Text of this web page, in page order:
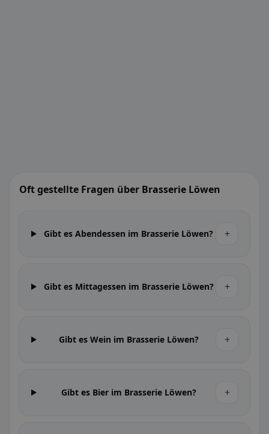
Oft gestellte Fragen über Brasserie Löwen
Gibt es Abendessen im Brasserie Löwen? +
Gibt es Mittagessen im Brasserie Löwen? +
Gibt es Wein im Brasserie Löwen? +
Gibt es Bier im Brasserie Löwen? +